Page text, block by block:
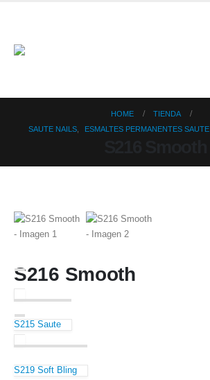
HOME
TIENDA
SAUTE NAILS
ESMALTES PERMANENTES SAUTE
S216 Smooth
S215 Saute
S219 Soft Bling